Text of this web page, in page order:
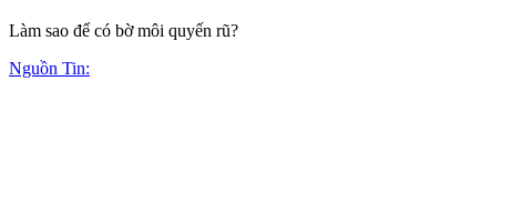
Làm sao để có bờ môi quyến rũ?
Nguồn Tin: